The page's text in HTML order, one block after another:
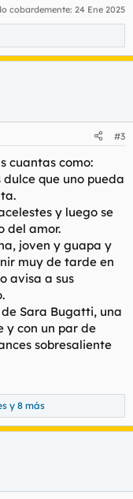
cobardemente: 24 Ene 2025
#3
cuantas como:
que uno pueda
y luego se
del amor.
joven y guapa y
muy de tarde en
avisa a sus
Sara Bugatti, una
y con un par de
sobresaliente
y 8 más